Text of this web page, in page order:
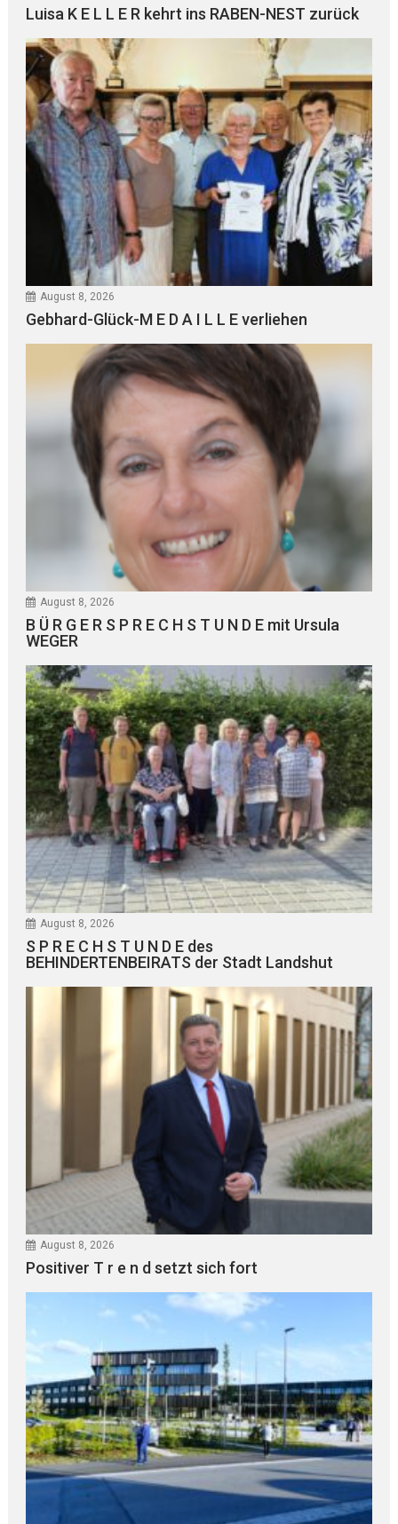
Luisa K E L L E R kehrt ins RABEN-NEST zurück
August 8, 2026
Gebhard-Glück-M E D A I L L E verliehen
August 8, 2026
B Ü R G E R S P R E C H S T U N D E mit Ursula
WEGER
August 8, 2026
S P R E C H S T U N D E des
BEHINDERTENBEIRATS der Stadt Landshut
August 8, 2026
Positiver T r e n d setzt sich fort